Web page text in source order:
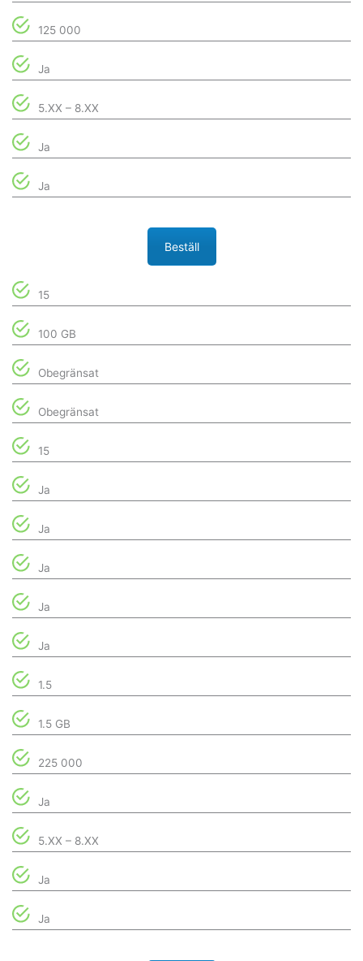
125 000
Ja
5.XX – 8.XX
Ja
Ja
Beställ
15
100 GB
Obegränsat
Obegränsat
15
Ja
Ja
Ja
Ja
Ja
1.5
1.5 GB
225 000
Ja
5.XX – 8.XX
Ja
Ja